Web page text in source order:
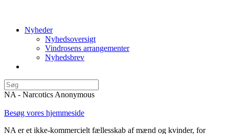
Nyheder
Nyhedsoversigt
Vindrosens arrangementer
Nyhedsbrev
NA - Narcotics Anonymous
Besøg vores hjemmeside
NA er et ikke-kommercielt fællesskab af mænd og kvinder, for